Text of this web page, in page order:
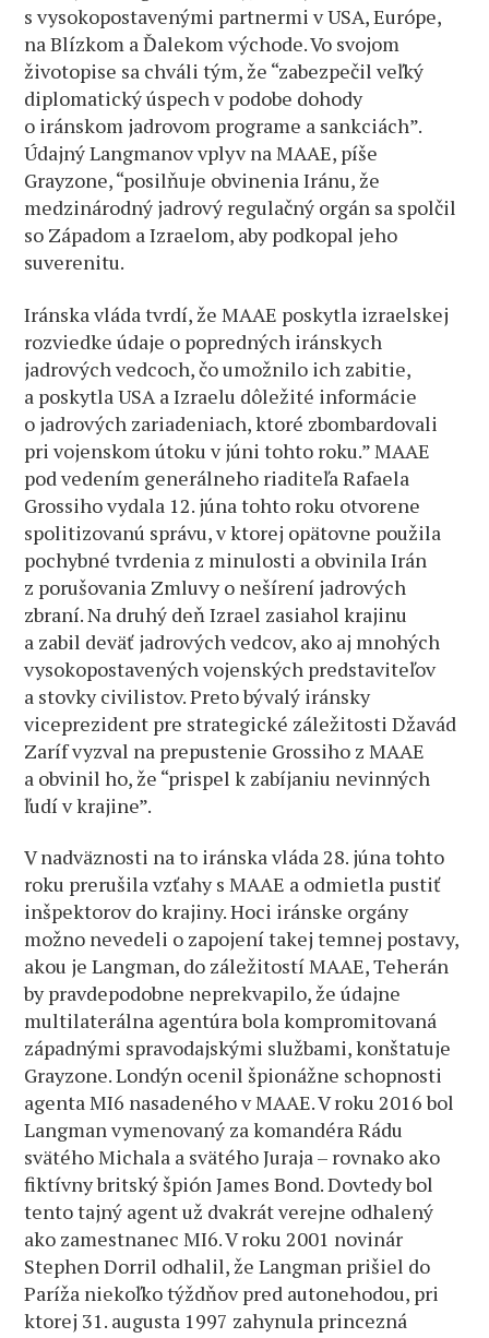
s vysokopostavenými partnermi v USA, Európe,
na Blízkom a Ďalekom východe. Vo svojom
životopise sa chváli tým, že “zabezpečil veľký
diplomatický úspech v podobe dohody
o iránskom jadrovom programe a sankciách”.
Údajný Langmanov vplyv na MAAE, píše
Grayzone, “posilňuje obvinenia Iránu, že
medzinárodný jadrový regulačný orgán sa spolčil
so Západom a Izraelom, aby podkopal jeho
suverenitu.
Iránska vláda tvrdí, že MAAE poskytla izraelskej
rozviedke údaje o popredných iránskych
jadrových vedcoch, čo umožnilo ich zabitie,
a poskytla USA a Izraelu dôležité informácie
o jadrových zariadeniach, ktoré zbombardovali
pri vojenskom útoku v júni tohto roku.” MAAE
pod vedením generálneho riaditeľa Rafaela
Grossiho vydala 12. júna tohto roku otvorene
spolitizovanú správu, v ktorej opätovne použila
pochybné tvrdenia z minulosti a obvinila Irán
z porušovania Zmluvy o nešírení jadrových
zbraní. Na druhý deň Izrael zasiahol krajinu
a zabil deväť jadrových vedcov, ako aj mnohých
vysokopostavených vojenských predstaviteľov
a stovky civilistov. Preto bývalý iránsky
viceprezident pre strategické záležitosti Džavád
Zaríf vyzval na prepustenie Grossiho z MAAE
a obvinil ho, že “prispel k zabíjaniu nevinných
ľudí v krajine”.
V nadväznosti na to iránska vláda 28. júna tohto
roku prerušila vzťahy s MAAE a odmietla pustiť
inšpektorov do krajiny. Hoci iránske orgány
možno nevedeli o zapojení takej temnej postavy,
akou je Langman, do záležitostí MAAE, Teherán
by pravdepodobne neprekvapilo, že údajne
multilaterálna agentúra bola kompromitovaná
západnými spravodajskými službami, konštatuje
Grayzone. Londýn ocenil špionážne schopnosti
agenta MI6 nasadeného v MAAE. V roku 2016 bol
Langman vymenovaný za komandéra Rádu
svätého Michala a svätého Juraja – rovnako ako
fiktívny britský špión James Bond. Dovtedy bol
tento tajný agent už dvakrát verejne odhalený
ako zamestnanec MI6. V roku 2001 novinár
Stephen Dorril odhalil, že Langman prišiel do
Paríža niekoľko týždňov pred autonehodou, pri
ktorej 31. augusta 1997 zahynula princezná